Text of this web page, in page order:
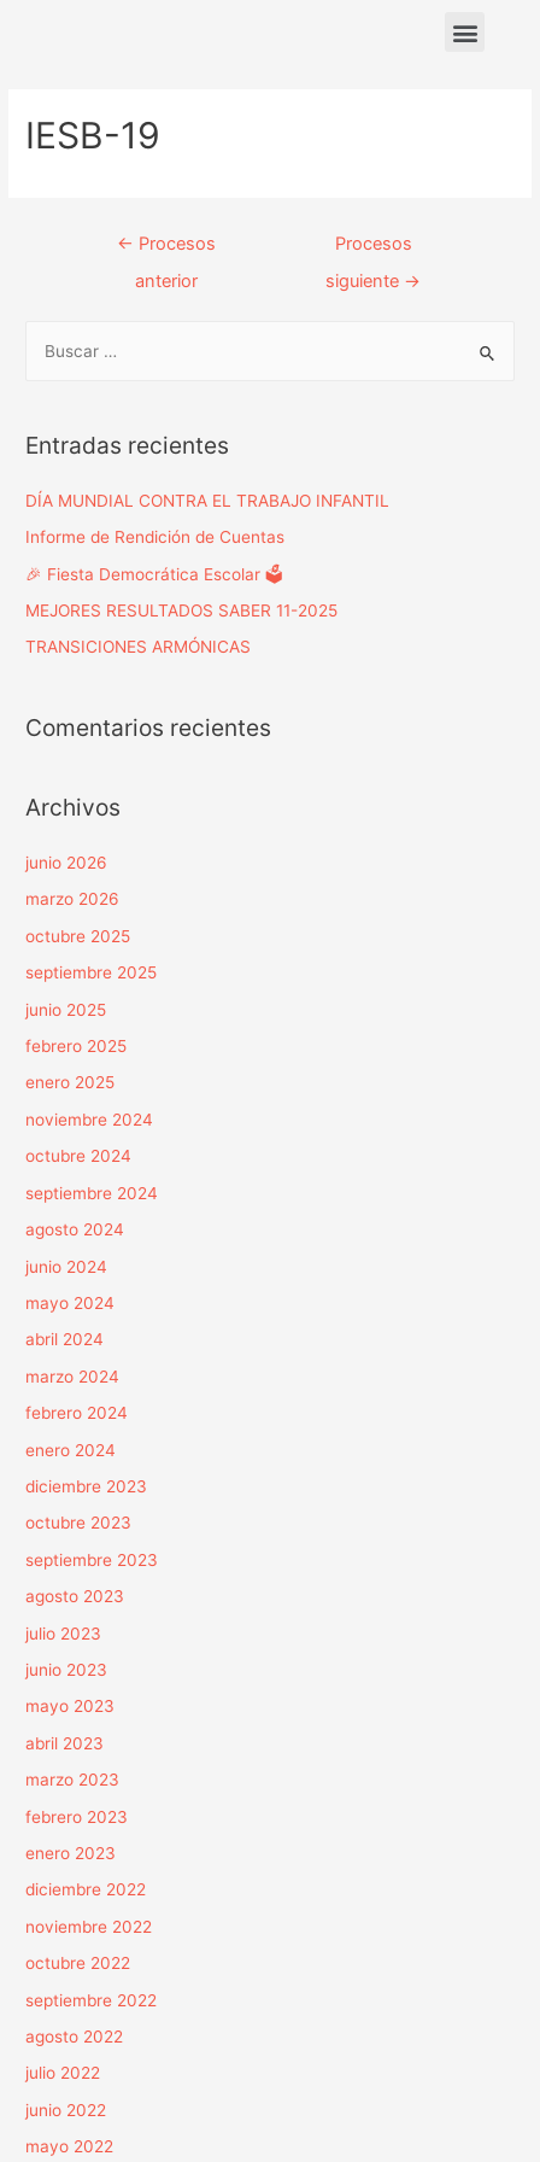
IESB-19
← Procesos
anterior
Procesos
siguiente →
Entradas recientes
DÍA MUNDIAL CONTRA EL TRABAJO INFANTIL
Informe de Rendición de Cuentas
🎉 Fiesta Democrática Escolar 🗳️
MEJORES RESULTADOS SABER 11-2025
TRANSICIONES ARMÓNICAS
Comentarios recientes
Archivos
junio 2026
marzo 2026
octubre 2025
septiembre 2025
junio 2025
febrero 2025
enero 2025
noviembre 2024
octubre 2024
septiembre 2024
agosto 2024
junio 2024
mayo 2024
abril 2024
marzo 2024
febrero 2024
enero 2024
diciembre 2023
octubre 2023
septiembre 2023
agosto 2023
julio 2023
junio 2023
mayo 2023
abril 2023
marzo 2023
febrero 2023
enero 2023
diciembre 2022
noviembre 2022
octubre 2022
septiembre 2022
agosto 2022
julio 2022
junio 2022
mayo 2022